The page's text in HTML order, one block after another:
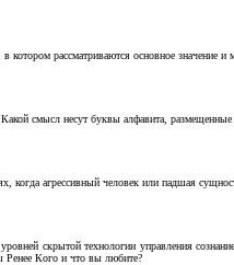
котором рассматриваются основное
смысл несут буквы алфавита, размещенные
когда агрессивный человек или падшая
скрытой технологии управления
Ренее Кого и что вы любите?